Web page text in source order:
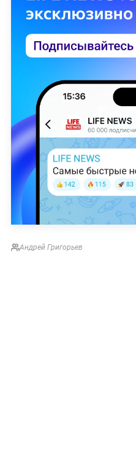
Андрей Григорьев